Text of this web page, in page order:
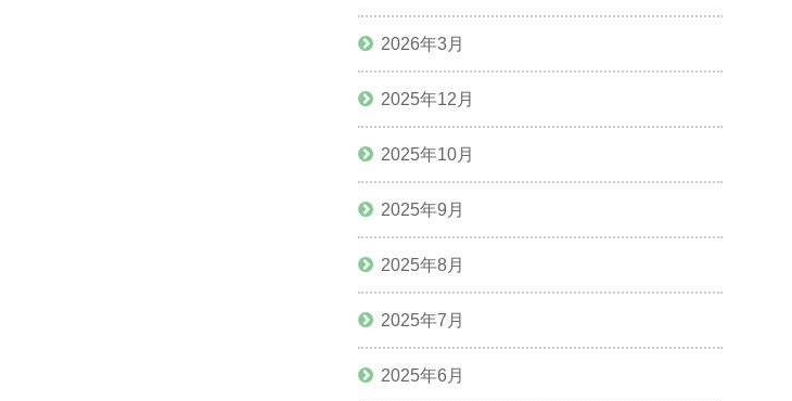
2026年3月
2025年12月
2025年10月
2025年9月
2025年8月
2025年7月
2025年6月